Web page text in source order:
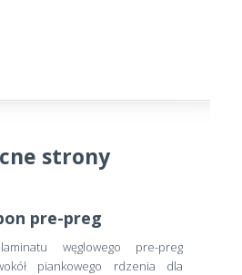
strony
pre-preg
węglowego pre-preg
piankowego rdzenia dla